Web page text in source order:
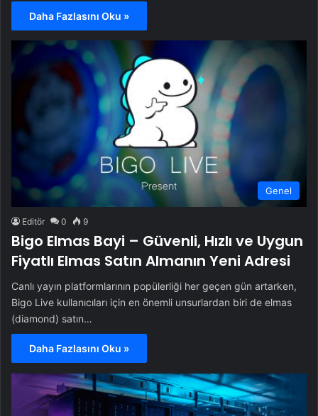
Daha Fazlasını Oku »
Genel
Editör 0 9
Bigo Elmas Bayi – Güvenli, Hızlı ve Uygun
Fiyatlı Elmas Satın Almanın Yeni Adresi
Canlı yayın platformlarının popülerliği her geçen gün artarken,
Bigo Live kullanıcıları için en önemli unsurlardan biri de elmas
(diamond) satın…
Daha Fazlasını Oku »